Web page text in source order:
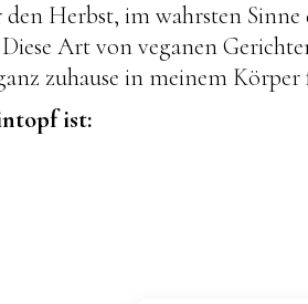
Herbst, im wahrsten Sinne
Diese Art von veganen
zuhause in meinem
ist: